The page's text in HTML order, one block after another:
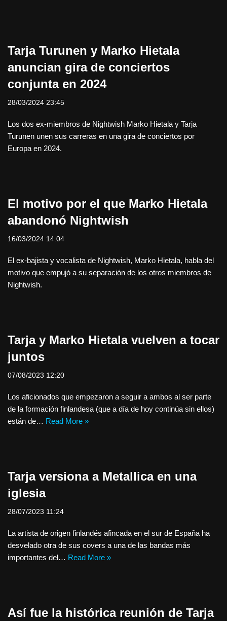
Tarja Turunen y Marko Hietala
anuncian gira de conciertos
conjunta en 2024
28/03/2024 23:45
Los dos ex-miembros de Nightwish Marko Hietala y Tarja
Turunen unen sus carreras en una gira de conciertos por
Europa en 2024.
El motivo por el que Marko Hietala
abandonó Nightwish
16/03/2024 14:04
El ex-bajista y vocalista de Nightwish, Marko Hietala, habla del
motivo que empujó a su separación de los otros miembros de
Nightwish.
Tarja y Marko Hietala vuelven a tocar
juntos
07/08/2023 12:20
Los aficionados que empezaron a seguir a ambos al ser parte
de la formación finlandesa (que a día de hoy continúa sin ellos)
están de… Read More »
Tarja versiona a Metallica en una
iglesia
28/07/2023 11:24
La artista de origen finlandés afincada en el sur de España ha
desvelado otra de sus covers a una de las bandas más
importantes del… Read More »
Así fue la histórica reunión de Tarja